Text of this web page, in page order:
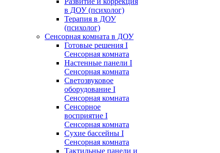
в ДОУ (психолог)
Терапия в ДОУ
(психолог)
Сенсорная комната в ДОУ
Готовые решения I
Сенсорная комната
Настенные панели I
Сенсорная комната
Светозвуковое
оборудование I
Сенсорная комната
Сенсорное
восприятие I
Сенсорная комната
Сухие бассейны I
Сенсорная комната
Тактильные панели и